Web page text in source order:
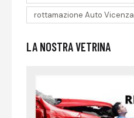
rottamazione Auto Vicenza
LA NOSTRA VETRINA